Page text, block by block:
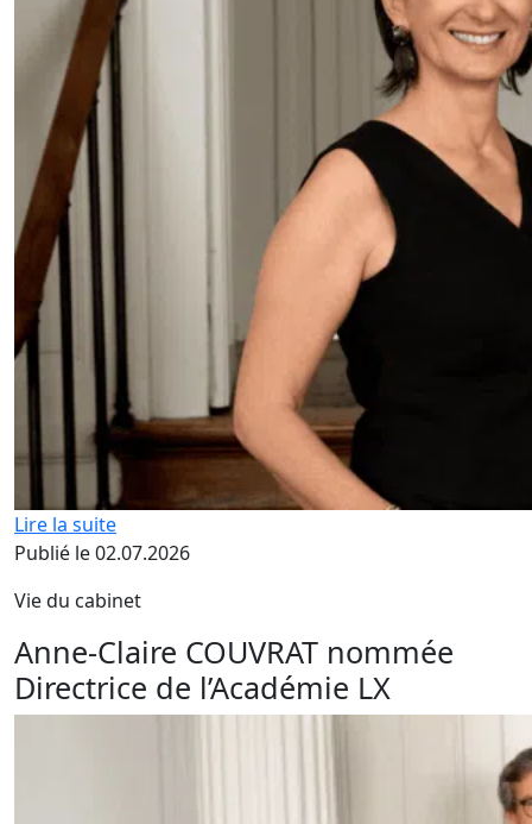
Lire la suite
Publié le 02.07.2026
Vie du cabinet
Anne-Claire COUVRAT nommée
Directrice de l’Académie LX